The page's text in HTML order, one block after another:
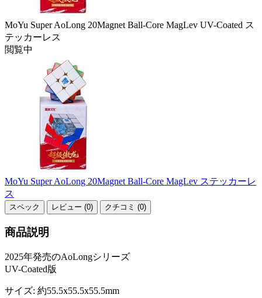
MoYu Super AoLong 20Magnet Ball-Core MagLev UV-Coated ス
テッカーレス
閲覧中
MoYu Super AoLong 20Magnet Ball-Core MagLev ステッカーレ
ス
スペック レビュー (0) クチコミ (0)
商品説明
2025年発売のAoLongシリーズ
UV-Coated版
サイズ: 約55.5x55.5x55.5mm